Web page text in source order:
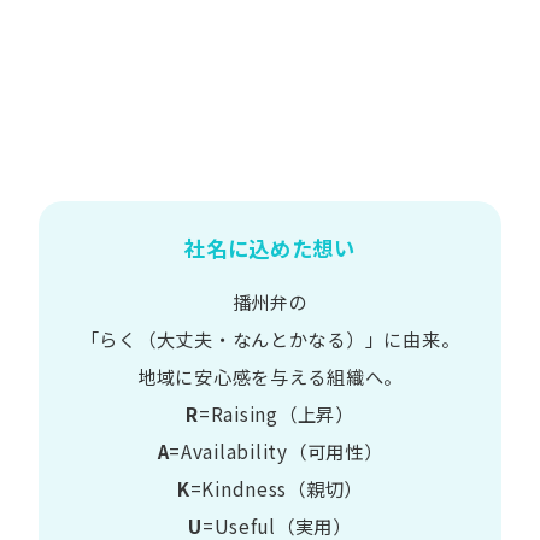
社名に込めた想い
播州弁の
​「らく​（大丈夫・なんとかなる）」に​由来。
地域に​安心感を​与える​組織へ。
R=Raising（上昇）
A=Availability​（可用性）
K=Kindness​（親切）
U=Useful​（実用）​